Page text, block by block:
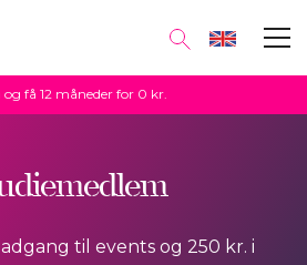
få 12 måneder for 0 kr.
til events og 250 kr. i